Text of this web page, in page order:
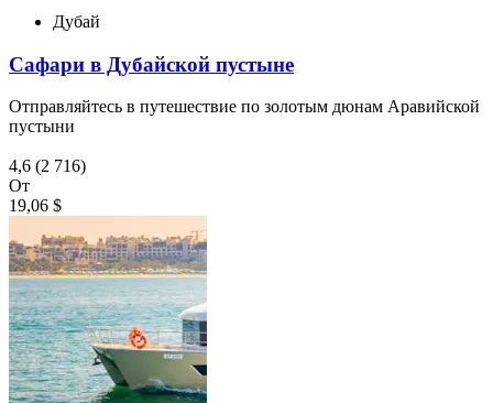
Дубай
Сафари в Дубайской пустыне
Отправляйтесь в путешествие по золотым дюнам Аравийской
пустыни
4,6 (2 716)
От
19,06 $